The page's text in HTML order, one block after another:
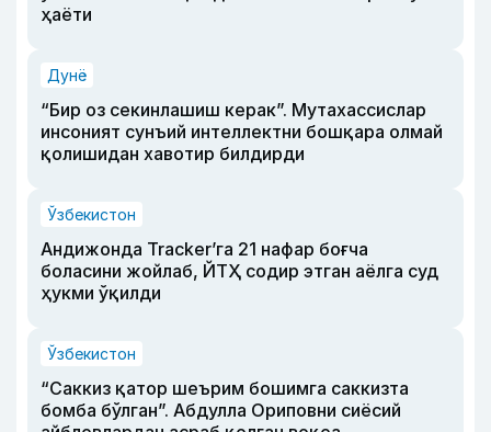
ҳаёти
Дунё
“Бир оз секинлашиш керак”. Мутахассислар
инсоният сунъий интеллектни бошқара олмай
қолишидан хавотир билдирди
Ўзбекистон
Андижонда Tracker’га 21 нафар боғча
боласини жойлаб, ЙТҲ содир этган аёлга суд
ҳукми ўқилди
Ўзбекистон
“Саккиз қатор шеърим бошимга саккизта
бомба бўлган”. Абдулла Ориповни сиёсий